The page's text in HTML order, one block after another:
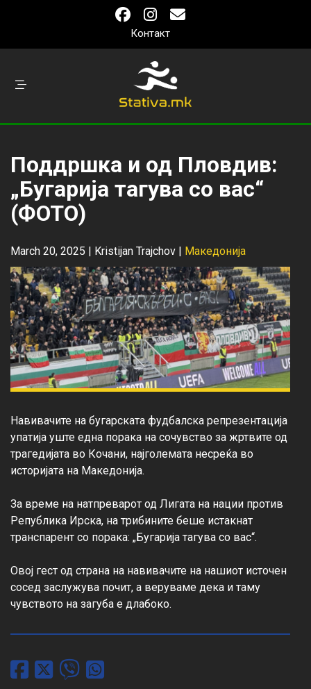
Контакт
Поддршка и од Пловдив:
„Бугарија тагува со вас“
(ФОТО)
March 20, 2025 | Kristijan Trajchov | Македонија
Навивачите на бугарската фудбалска репрезентација
упатија уште една порака на сочувство за жртвите од
трагедијата во Кочани, најголемата несреќа во
историјата на Македонија.
За време на натпреварот од Лигата на нации против
Република Ирска, на трибините беше истакнат
транспарент со порака: „Бугарија тагува со вас“.
Овој гест од страна на навивачите на нашиот источен
сосед заслужува почит, а веруваме дека и таму
чувството на загуба е длабоко.